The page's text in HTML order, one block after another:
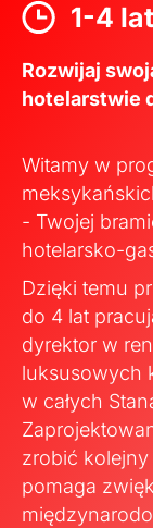
1-4 lat
Rozwijaj
hotelarstwie
Witamy w
- Twojej
hotelarsko-
Dzięki temu
do 4 lat
dyrektor w
luksusowych
w całych
zrobić
pomaga